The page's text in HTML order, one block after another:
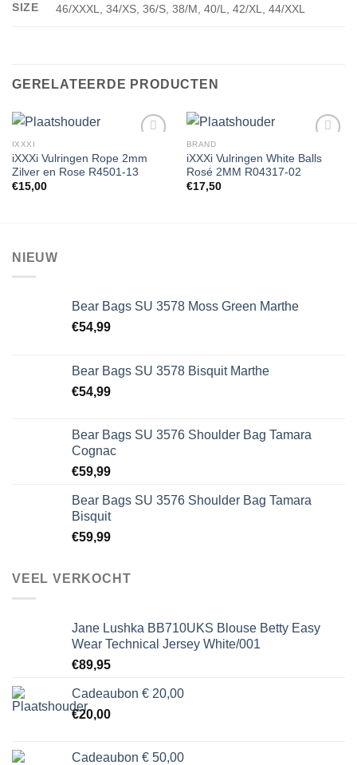
SIZE 46/XXXL, 34/XS, 36/S, 38/M, 40/L, 42/XL, 44/XXL
GERELATEERDE PRODUCTEN
Toevoegen
IXXXI
iXXXi Vulringen Rope 2mm
Zilver en Rose R4501-13
€15,00
Toevoegen
BRAND
iXXXi Vulringen White Balls
Rosé 2MM R04317-02
€17,50
NIEUW
Bear Bags SU 3578 Moss Green Marthe
€54,99
Bear Bags SU 3578 Bisquit Marthe
€54,99
Bear Bags SU 3576 Shoulder Bag Tamara
Cognac
€59,99
Bear Bags SU 3576 Shoulder Bag Tamara
Bisquit
€59,99
VEEL VERKOCHT
Jane Lushka BB710UKS Blouse Betty Easy
Wear Technical Jersey White/001
€89,95
Cadeaubon € 20,00
€20,00
Cadeaubon € 50,00